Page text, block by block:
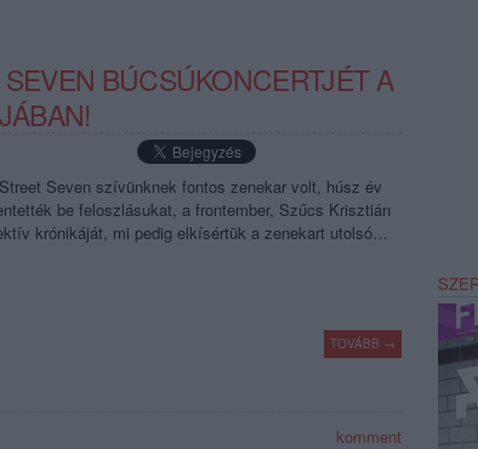
BÚCSÚKONCERTJÉT A
Seven szívünknek fontos zenekar volt, húsz év
be feloszlásukat, a frontember, Szűcs Krisztián
krónikáját, mi pedig elkísértük a zenekart utolsó…
TOVÁBB →
komment